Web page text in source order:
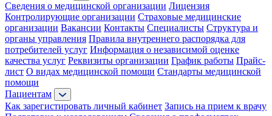
Сведения о медицинской организации Лицензия
Контролирующие организации Страховые медицинские
организации Вакансии Контакты Специалисты Структура и
органы управления Правила внутреннего распорядка для
потребителей услуг Информация о независимой оценке
качества услуг Реквизиты организации График работы Прайс-
лист О видах медицинской помощи Стандарты медицинской
помощи
Пациентам
Как зарегистировать личный кабинет Запись на прием к врачу